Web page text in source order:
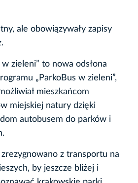
ale obowiązywały zapisy
zieleni” to nowa odsłona
„ParkoBus w zieleni”,
mieszkańcom
miejskiej natury dzięki
autobusem do parków i
z transportu na
by jeszcze bliżej i